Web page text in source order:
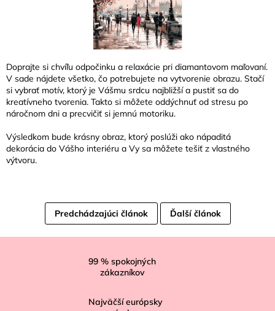
Doprajte si chvíľu odpočinku a relaxácie pri diamantovom maľovaní.
V sade nájdete všetko, čo potrebujete na vytvorenie obrazu. Stačí
si vybrať motív, ktorý je Vášmu srdcu najbližší a pustiť sa do
kreatívneho tvorenia. Takto si môžete oddýchnuť od stresu po
náročnom dni a precvičiť si jemnú motoriku.
Výsledkom bude krásny obraz, ktorý poslúži ako nápaditá
dekorácia do Vášho interiéru a Vy sa môžete tešiť z vlastného
výtvoru.
Predchádzajúci článok Ďalší článok
99 % spokojných
zákazníkov
Najväčší európsky